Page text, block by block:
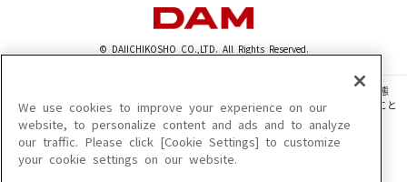
© DAIICHIKOSHO CO.,LTD. All Rights Reserved.
このサイトに掲載されている一切の文章・画像・写真・動画・音声等を、手段や形態
を問わず、著作権法の定める範囲を超えて無断で複製、転載、ファイル化などすること
を禁じます。
楽曲及びコンテンツは、機種によりご利用いただけない場合があります。
楽曲及びコンテンツの配信日、配信内容が変更になる場合があります。
We use cookies to improve your experience on our
website, to personalize content and ads and to analyze
our traffic. Please click [Cookie Settings] to customize
your cookie settings on our website.